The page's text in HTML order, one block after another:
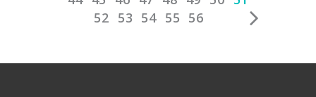
52 53 54 55 56